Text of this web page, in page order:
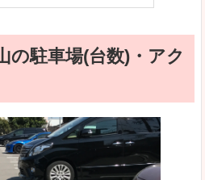
の駐車場(台数)・アク